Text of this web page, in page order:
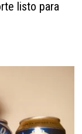
listo para